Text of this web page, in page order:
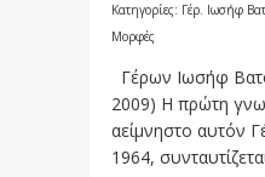
Κατηγορίες: Γέρ. Ιωσήφ
Μορφές
Γέρων Ιωσήφ
2009) Η πρώτη
αείμνηστο αυτόν
1964,